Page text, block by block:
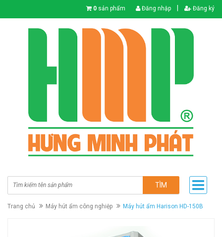
0 sản phẩm Đăng nhập Đăng ký
TÌM
Trang chủ Máy hút ẩm công nghiệp Máy hút ẩm Harison HD-150B